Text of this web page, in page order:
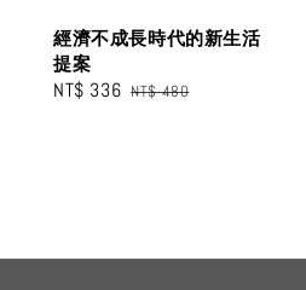
經濟不成長時代的新生活
提案
Sale
NT$ 336 Regular
NT$ 480